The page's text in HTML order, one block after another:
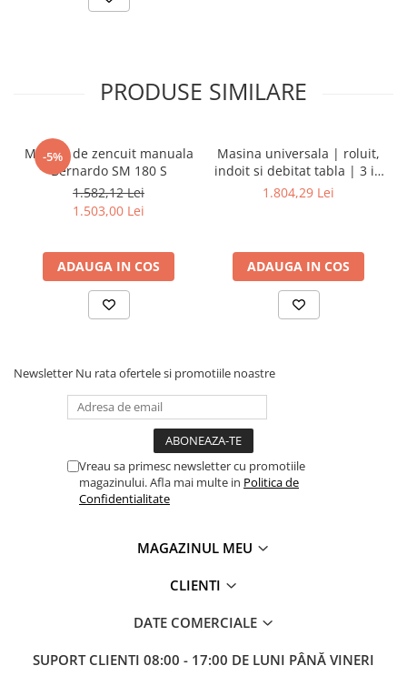
Dispozitive de prindere pentru
Etape XY
Papusa mobila / con de centrare
Instrumente de masurare
Afisaj digital
testare
Dispozitiv de testare
Indicatoare înălțime
Micrometru
Micrometru de adancime
Micrometru de interior
Palpatoare margine
Placi de granit de suprafață
Instrumente de decupare
Instrumente de găurit
PRODUSE SIMILARE
-5%
Masina de zencuit manuala
Bernardo SM 180 S
1.582,12 Lei
1.503,00 Lei
ADAUGA IN COS
Masina universala | roluit,
indoit si debitat tabla | 3 in
1 - 200
1.804,29 Lei
ADAUGA IN COS
Newsletter Nu rata ofertele si promotiile noastre
Vreau sa primesc newsletter cu promotiile
magazinului. Afla mai multe in Politica de
Confidentialitate
MAGAZINUL MEU
CLIENTI
DATE COMERCIALE
SUPORT CLIENTI 08:00 - 17:00 DE LUNI PÂNĂ VINERI